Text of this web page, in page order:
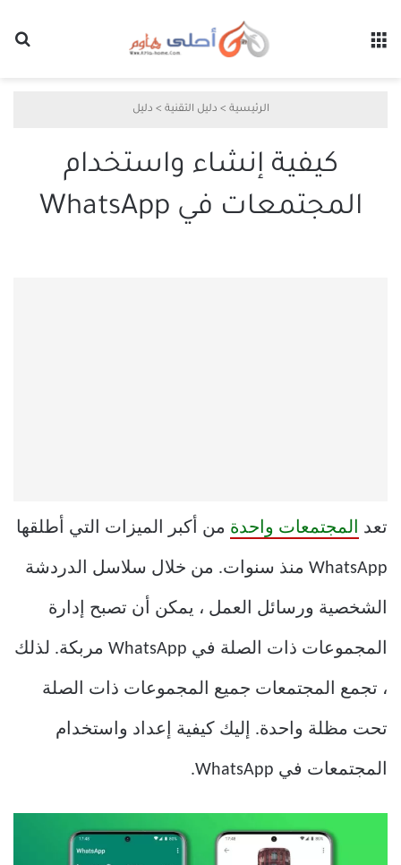
الرئيسية > دليل التقنية > دليل
كيفية إنشاء واستخدام
المجتمعات في WhatsApp
تعد المجتمعات واحدة من أكبر الميزات التي أطلقها
WhatsApp منذ سنوات. من خلال سلاسل الدردشة
الشخصية ورسائل العمل ، يمكن أن تصبح إدارة
المجموعات ذات الصلة في WhatsApp مربكة. لذلك
، تجمع المجتمعات جميع المجموعات ذات الصلة
تحت مظلة واحدة. إليك كيفية إعداد واستخدام
المجتمعات في WhatsApp.